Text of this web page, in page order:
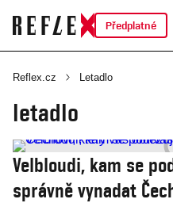
Předplatné
Reflex.cz Letadlo
letadlo
Velbloudi, kam se
správně vynadat